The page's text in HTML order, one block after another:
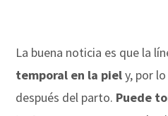
La buena noticia es que la
temporal en la piely, por
después del parto. Puede